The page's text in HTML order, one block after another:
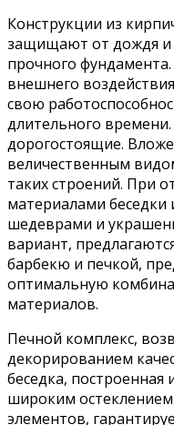
Конструкции из
защищают от дождя и
прочного
внешнего
свою
длительного
дорогостоящие.
величественным
таких строений. При
материалами беседки
шедеврами и
вариант,
барбекю и печкой,
оптимальную
материалов.
Печной комплекс,
декорированием
беседка, построенная
широким
элементов,